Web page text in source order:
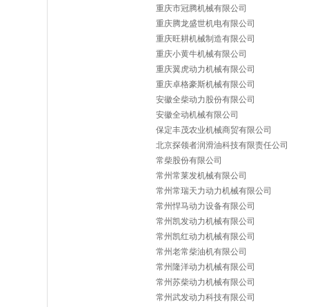
重庆市冠腾机械有限公司
重庆腾龙盛世机电有限公司
重庆旺耕机械制造有限公司
重庆小黄牛机械有限公司
重庆翼虎动力机械有限公司
重庆卓格豪斯机械有限公司
安徽全柴动力股份有限公司
安徽全动机械有限公司
保定丰茂农业机械商贸有限公司
北京探领者润滑油科技有限责任公司
常柴股份有限公司
常州常莱发机械有限公司
常州常瑞天力动力机械有限公司
常州悍马动力设备有限公司
常州凯发动力机械有限公司
常州凯红动力机械有限公司
常州老常柴油机有限公司
常州隆洋动力机械有限公司
常州苏柴动力机械有限公司
常州武发动力科技有限公司